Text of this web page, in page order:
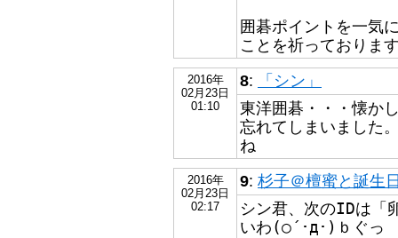
囲碁ポイントを一気
ことを祈っておりま
2016年
02月23日
01:10
8: 「シン」
東洋囲碁・・・懐
忘れてしまいました
ね
2016年
02月23日
02:17
9: 杉子＠檀蜜と誕生
シン君、次のIDは「
いわ(○´･д･)ｂぐっ